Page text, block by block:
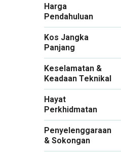
Harga
Pendahuluan
Kos Jangka
Panjang
Keselamatan &
Keadaan Teknikal
Hayat
Perkhidmatan
Penyelenggaraan
& Sokongan